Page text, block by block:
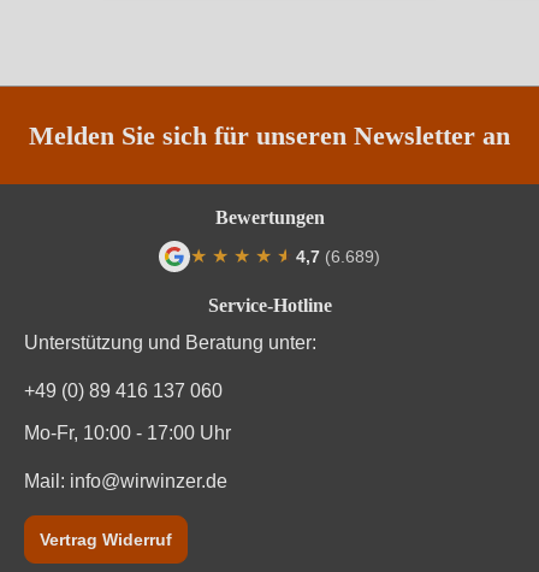
Hersteller
SARL la Micro Winerie, Quai des Queyries 87,
Passt zu
Qualität
Region
Melden Sie sich für unseren Newsletter an
Service-Hotline
Unterstützung und Beratung unter:
+49 (0) 89 416 137 060
Mo-Fr, 10:00 - 17:00 Uhr
Mail: info@wirwinzer.de
Vertrag Widerruf
Bewertungen
★ ★ ★ ★ ★
★ 4,7 (6.689)